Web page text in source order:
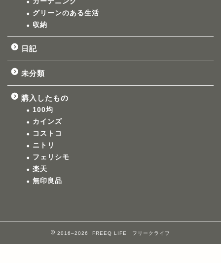
グリーンのある生活
収納
日記
未分類
購入したもの
100均
カインズ
コストコ
ニトリ
フェリシモ
楽天
無印良品
2016–2026 FREEQ LIFE フリークライフ